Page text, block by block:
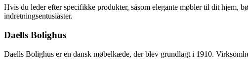
Hvis du leder efter specifikke produkter, såsom elegante møbler til dit hjem,
indretningsentusiaster.
Daells Bolighus
Daells Bolighus er en dansk møbelkæde, der blev grundlagt i 1910.